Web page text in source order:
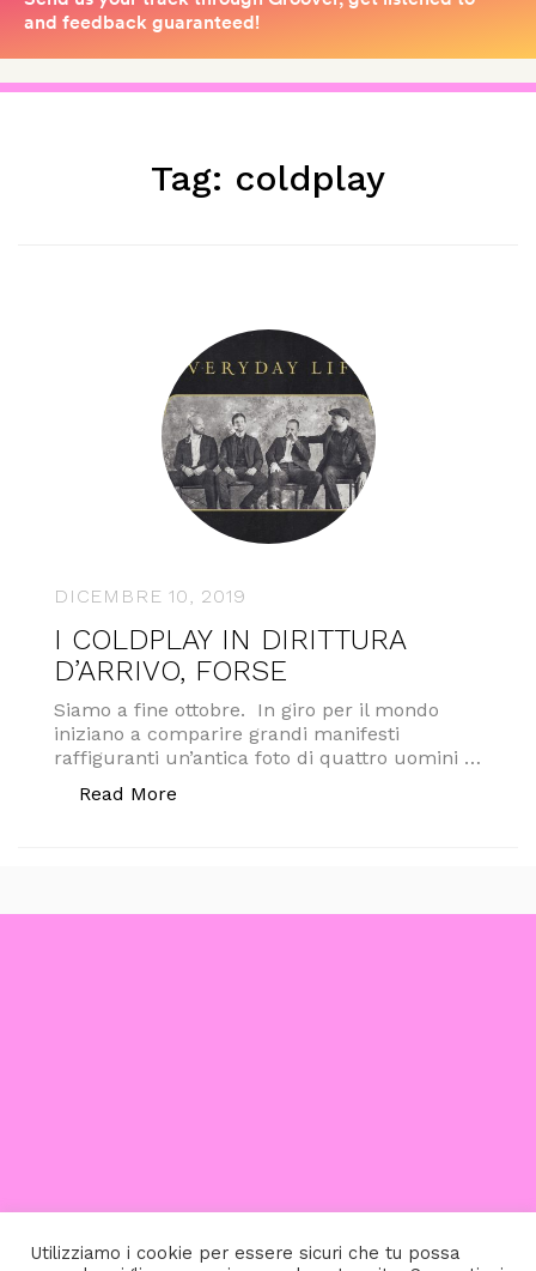
Tag: coldplay
DICEMBRE 10, 2019
I COLDPLAY IN DIRITTURA
D’ARRIVO, FORSE
Siamo a fine ottobre. In giro per il mondo
iniziano a comparire grandi manifesti
raffiguranti un’antica foto di quattro uomini …
Read More
Utilizziamo i cookie per essere sicuri che tu possa